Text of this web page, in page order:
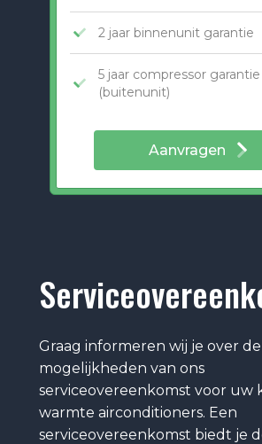
2 jaar binnenunit garantie
5 jaar compressor garantie
(buitenunit)
Aanvragen
Graag informeren wij je over de
mogelijkheden van ons
serviceovereenkomst voor uw
warmte airconditioners. Een
serviceovereenkomst biedt je